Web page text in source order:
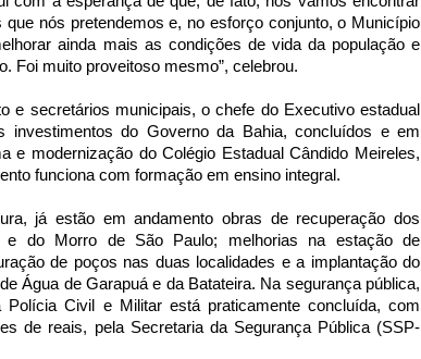
nós pretendemos e, no esforço conjunto, o Município
ainda mais as condições de vida da população e
Foi muito proveitoso mesmo”, celebrou.
e secretários municipais, o chefe do Executivo estadual
investimentos do Governo da Bahia, concluídos e em
e modernização do Colégio Estadual Cândido Meireles,
funciona com formação em ensino integral.
já estão em andamento obras de recuperação dos
e do Morro de São Paulo; melhorias na estação de
de poços nas duas localidades e a implantação do
Água de Garapuá e da Batateira. Na segurança pública,
Polícia Civil e Militar está praticamente concluída, com
de reais, pela Secretaria da Segurança Pública (SSP-